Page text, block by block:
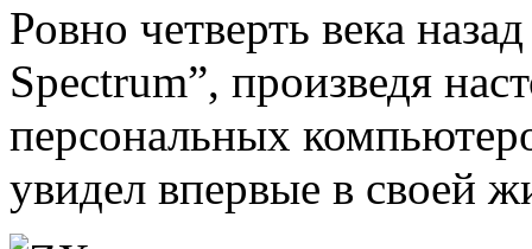
Ровно четверть века
Spectrum”, произведя
персональных
увидел впервые в своей